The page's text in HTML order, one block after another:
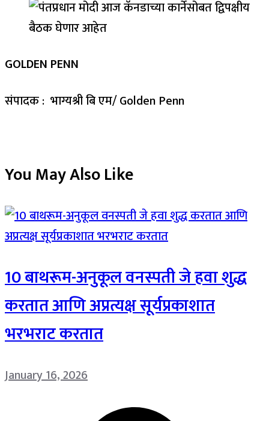
GOLDEN PENN
संपादक : भाग्यश्री बि एम/ Golden Penn
You May Also Like
10 बाथरूम-अनुकूल वनस्पती जे हवा शुद्ध
करतात आणि अप्रत्यक्ष सूर्यप्रकाशात
भरभराट करतात
January 16, 2026